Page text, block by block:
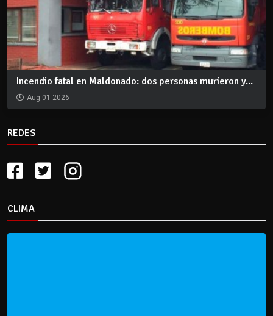
Incendio fatal en Maldonado: dos personas murieron y...
Aug 01 2026
REDES
CLIMA